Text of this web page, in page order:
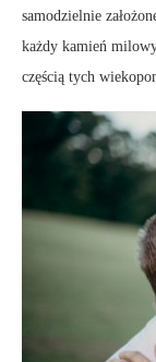
samodzielnie
każdy kamień
częścią tych